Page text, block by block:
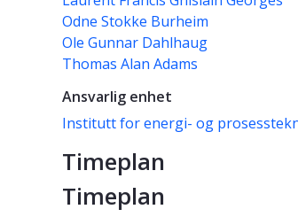
Odne Stokke Burheim
Ole Gunnar Dahlhaug
Thomas Alan Adams
Ansvarlig enhet
Institutt for energi- og
Timeplan
Timeplan